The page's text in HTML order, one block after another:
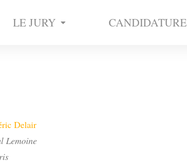
LE JURY CANDIDATURE
Delair
Lemoine